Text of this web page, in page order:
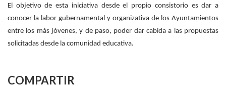
El objetivo de esta iniciativa desde el propio consistorio es dar a
conocer la labor gubernamental y organizativa de los Ayuntamientos
entre los más jóvenes, y de paso, poder dar cabida a las propuestas
solicitadas desde la comunidad educativa.
COMPARTIR